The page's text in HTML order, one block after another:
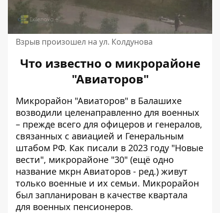
Взрыв произошел на ул. Колдунова
Что известно о микрорайоне
"Авиаторов"
Микрорайон "Авиаторов" в Балашихе
возводили целенаправленно для военных
– прежде всего для офицеров и генералов,
связанных с авиацией и Генеральным
штабом РФ. Как писали в 2023 году "Новые
вести", микрорайоне "30" (ещё одно
название мкрн Авиаторов - ред.) живут
только военные и их семьи. Микрорайон
был запланирован в качестве квартала
для военных пенсионеров.